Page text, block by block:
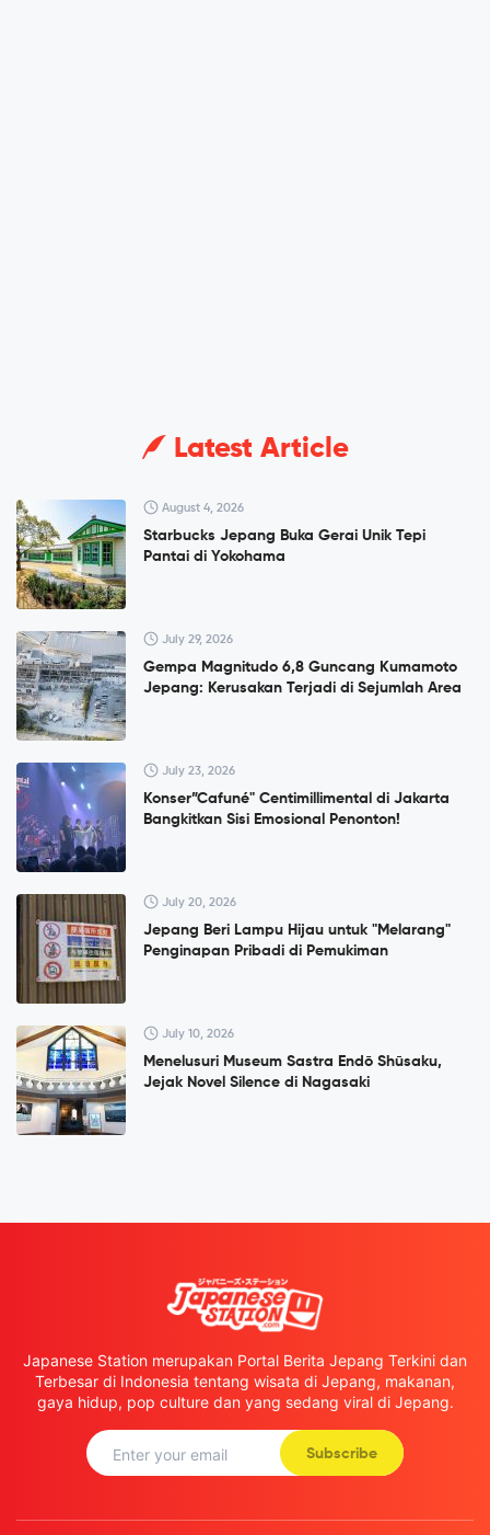
Latest Article
August 4, 2026
Starbucks Jepang Buka Gerai Unik Tepi
Pantai di Yokohama
July 29, 2026
Gempa Magnitudo 6,8 Guncang Kumamoto
Jepang: Kerusakan Terjadi di Sejumlah Area
July 23, 2026
Konser”Cafuné" Centimillimental di Jakarta
Bangkitkan Sisi Emosional Penonton!
July 20, 2026
Jepang Beri Lampu Hijau untuk "Melarang"
Penginapan Pribadi di Pemukiman
July 10, 2026
Menelusuri Museum Sastra Endō Shūsaku,
Jejak Novel Silence di Nagasaki
Japanese Station merupakan Portal Berita Jepang Terkini dan
Terbesar di Indonesia tentang wisata di Jepang, makanan,
gaya hidup, pop culture dan yang sedang viral di Jepang.
Subscribe